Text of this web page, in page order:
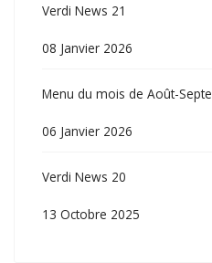
Verdi News 21
08 Janvier 2026
Menu du mois de Août-
06 Janvier 2026
Verdi News 20
13 Octobre 2025